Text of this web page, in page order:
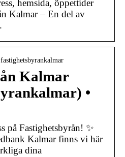
hemsida, öppettider
Kalmar – En del av
Kalmar
•
på Fastighetsbyrån! ✨
Kalmar finns vi här
dina